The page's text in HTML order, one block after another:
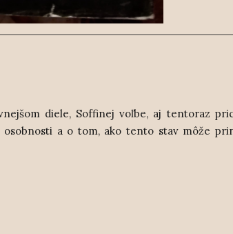
diele, Soffinej voľbe, aj tentoraz
a o tom, ako tento stav môže